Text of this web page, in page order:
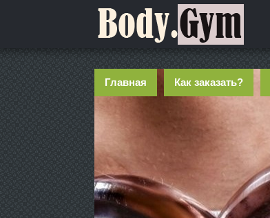
Главная Как заказать?